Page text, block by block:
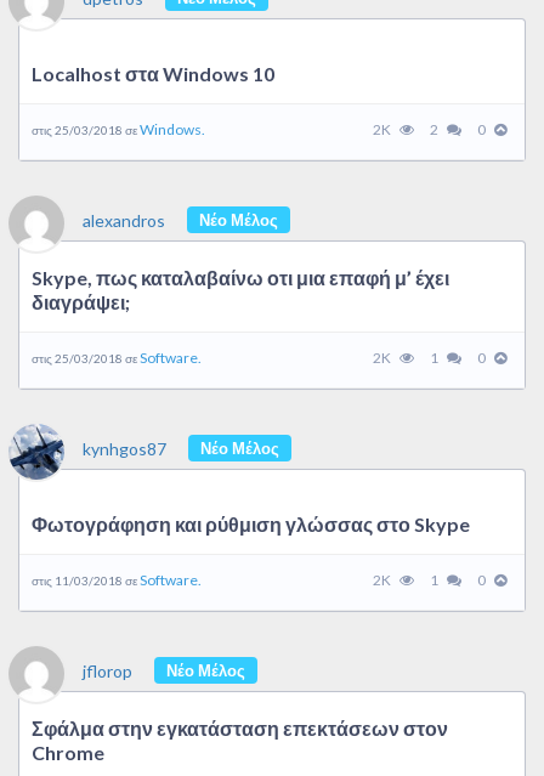
Localhost στα Windows 10
στις 25/03/2018 σεWindows. 2K 2 0
alexandros Νέο Μέλος
Skype, πως καταλαβαίνω οτι μια επαφή μ’ έχει
διαγράψει;
στις 25/03/2018 σεSoftware. 2K 1 0
kynhgos87 Νέο Μέλος
Φωτογράφηση και ρύθμιση γλώσσας στο Skype
στις 11/03/2018 σεSoftware. 2K 1 0
jflorop Νέο Μέλος
Σφάλμα στην εγκατάσταση επεκτάσεων στον
Chrome